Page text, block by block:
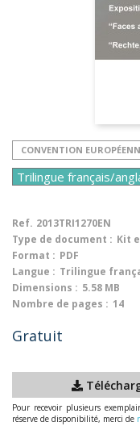
CONVENTION
Ref. 2013TRI1270EN
Type de document : Kit
Format : PDF
Langue : Trilingue
Dimensions : 5.58 MB
Nombre de pages : 14
Gratuit
Pour recevoir plusieurs
réserve de disponibilité, merci de